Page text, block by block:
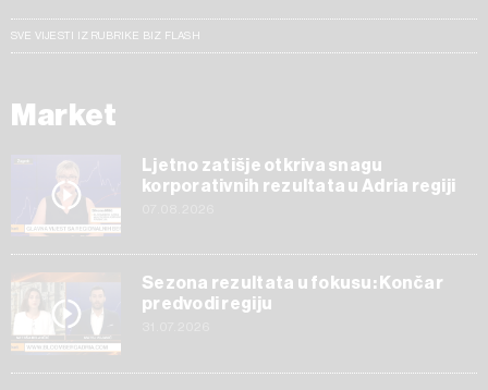
SVE VIJESTI IZ RUBRIKE BIZ FLASH
Market
Ljetno zatišje otkriva snagu
korporativnih rezultata u Adria regiji
Sezona rezultata u fokusu: Končar
predvodi regiju